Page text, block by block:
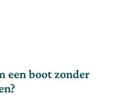
een boot zonder